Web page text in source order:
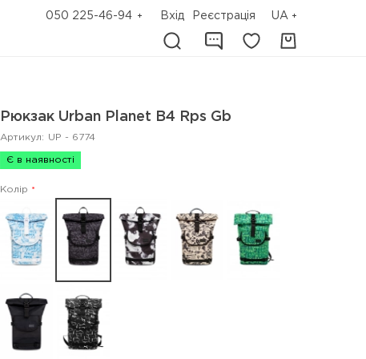
050 225-46-94 Вхід Реєстрація UA
Рюкзак Urban Planet B4 Rps Gb
Артикул: UP - 6774
Є в наявності
Колір